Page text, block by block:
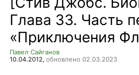
Глава 33. Часть
«Приключения
Павел Сайганов
10.04.2012, обновлено 02.03.2023